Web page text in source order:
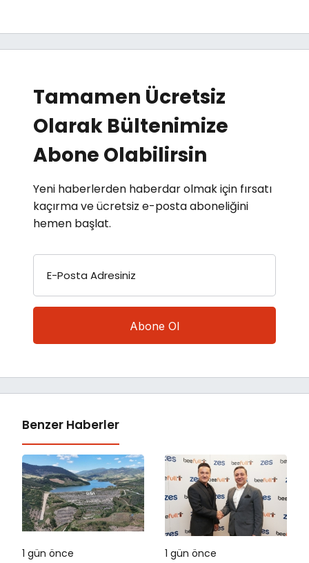
Tamamen Ücretsiz
Olarak Bültenimize
Abone Olabilirsin
Yeni haberlerden haberdar olmak için fırsatı
kaçırma ve ücretsiz e-posta aboneliğini
hemen başlat.
E-Posta Adresiniz
Benzer Haberler
1 gün önce 1 gün önce